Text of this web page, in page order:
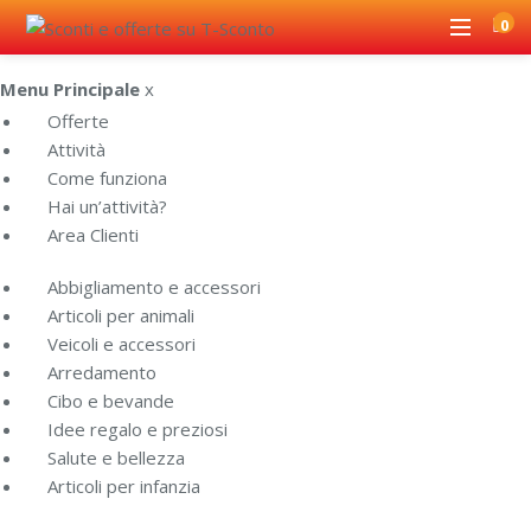
Menu Principale x
Offerte
Attività
Come funziona
Hai un’attività?
Area Clienti
Abbigliamento e accessori
Articoli per animali
Veicoli e accessori
Arredamento
Cibo e bevande
Idee regalo e preziosi
Salute e bellezza
Articoli per infanzia
0